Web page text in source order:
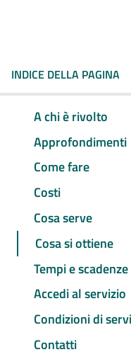
INDICE DELLA PAGINA
A chi è rivolto
Approfondimenti
Come fare
Costi
Cosa serve
Cosa si ottiene
Tempi e scadenze
Accedi al servizio
Condizioni di
Contatti